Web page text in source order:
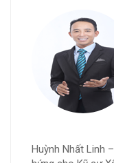
Huỳnh Nhất Linh